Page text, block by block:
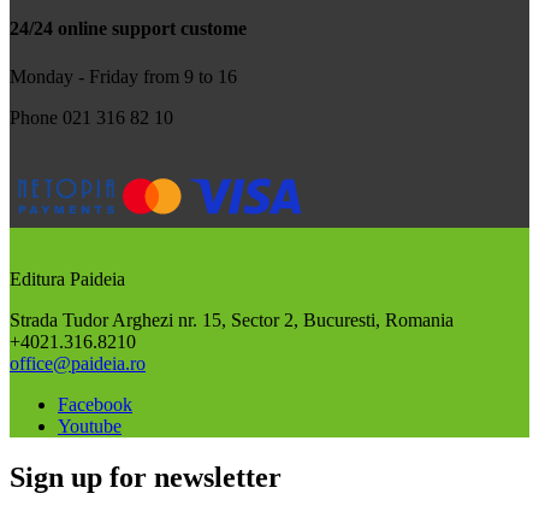
24/24 online support custome
Monday - Friday from 9 to 16
Phone 021 316 82 10
Editura Paideia
Strada Tudor Arghezi nr. 15, Sector 2, Bucuresti, Romania
+4021.316.8210
office@paideia.ro
Facebook
Youtube
Sign up for newsletter